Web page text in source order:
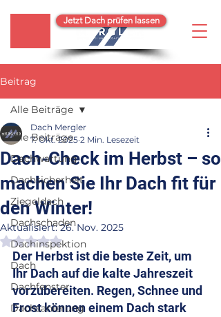
Jetzt Dach prüfen lassen
Beitrag
Alle Beiträge
Dachwartung
Dachsicherheit
Ziegeldach
Dachschaden
Dachinspektion
Dach
Dachfenster
Dachsanierung
Alle Beiträge
Dach-Check im Herbst – so
machen Sie Ihr Dach fit für
den Winter!
Dach Mergler
7. Okt. 2025 2 Min. Lesezeit
Aktualisiert:26. Nov. 2025
Mit NaN von 5 Sternen bewertet.
Der Herbst ist die beste Zeit, um
Ihr Dach auf die kalte Jahreszeit
vorzubereiten. Regen, Schnee und
Frost können einem Dach stark